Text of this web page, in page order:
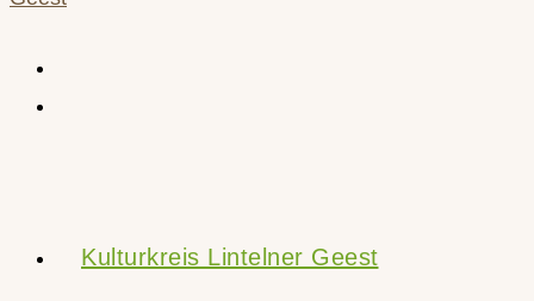
Kulturkreis Lintelner Geest